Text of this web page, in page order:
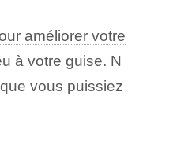
améliorer votre
à votre guise. N
vous puissiez